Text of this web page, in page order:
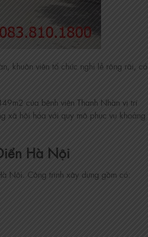
khuôn viên tổ chức nghi lễ rộng rãi, có
của bệnh viện Thanh Nhàn vị trí
xã hội hóa với quy mô phục vụ khoảng
Hà Nội
Nội. Công trình xây dựng gồm có: